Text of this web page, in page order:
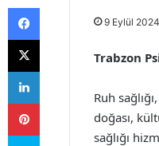
9 Eylül 2024
Trabzon
Ruh
doğası,
sağlığı
Facebook
X
LinkedIn
Pinterest
Skype